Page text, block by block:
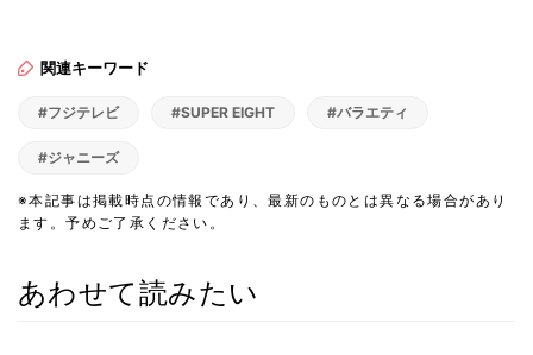
関連キーワード
#フジテレビ #SUPER EIGHT #バラエティ
#ジャニーズ
※本記事は掲載時点の情報であり、最新のものとは異なる場合があり
ます。予めご了承ください。
あわせて読みたい